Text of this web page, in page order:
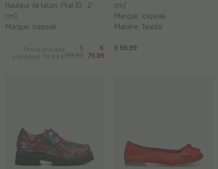
Prix le plus bas
précédent: 79,99 €
€
99,99
€
79,99
Hauteur de talon: Plat (0 - 2
cm)
Marque: Icepeak
€ 69,99
cm)
Marque: Icepeak
Matière: Textile